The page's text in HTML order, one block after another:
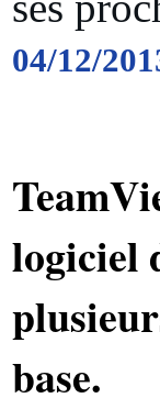
04/12/
logiciel
base.